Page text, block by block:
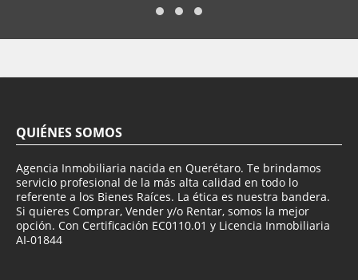
QUIÉNES SOMOS
Agencia Inmobiliaria nacida en Querétaro. Te brindamos
servicio profesional de la más alta calidad en todo lo
referente a los Bienes Raíces. La ética es nuestra bandera.
Si quieres Comprar, Vender y/o Rentar, somos la mejor
opción. Con Certificación EC0110.01 y Licencia Inmobiliaria
AI-01844